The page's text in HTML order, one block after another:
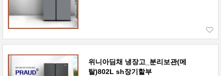
위니아딤채 냉장고_분리보관(메
탈)802L sh장기할부